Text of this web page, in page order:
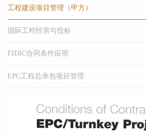
工程建设项目管理（甲方）
国际工程经营与投标
FIDIC合同条件应用
EPC工程总承包项目管理